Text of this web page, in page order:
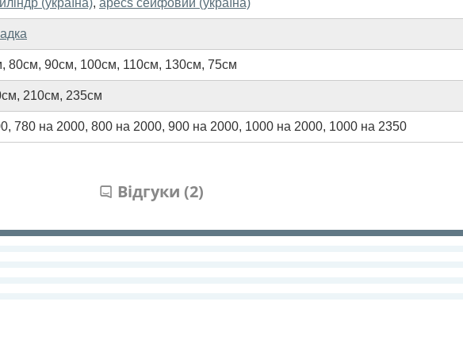
(україна), apecs сейфовий (україна)
, 80см, 90см, 100см, 110см, 130см, 75см
, 210см, 235см
, 780 на 2000, 800 на 2000, 900 на 2000, 1000 на 2000, 1000 на 2350
Відгуки (2)